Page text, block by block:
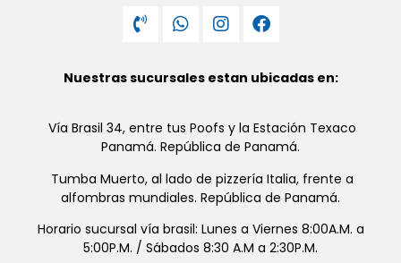
Nuestras sucursales estan ubicadas en:
Vía Brasil 34, entre tus Poofs y la Estación Texaco
Panamá. República de Panamá.
Tumba Muerto, al lado de pizzería Italia, frente a
alfombras mundiales. República de Panamá.
Horario sucursal vía brasil: Lunes a Viernes 8:00A.M. a
5:00P.M. / Sábados 8:30 A.M a 2:30P.M.